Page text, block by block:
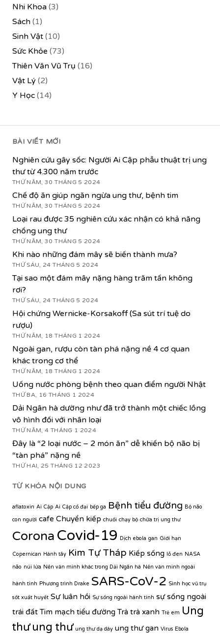
Nhi Khoa(3)
Sách(1)
Sinh Vật(10)
Sức Khỏe (73)
Thiên Văn Vũ Trụ (16)
Vật Lý (2)
Y Học(14)
BÀI VIẾT MỚI
Nghiên cứu gây sốc: Người Ai Cập phẫu thuật trị ung
thư từ 4.300 năm trước
THỨ NĂM, 30 THÁNG 5 2024
Chế độ ăn giúp ngăn ngừa ung thư, bệnh tim
THỨ NĂM, 30 THÁNG 5 2024
Loại rau được 35 nghiên cứu xác nhận có khả năng
chống ung thư
THỨ NĂM, 30 THÁNG 5 2024
Khi nào những đám mây sẽ biến thành mưa?
THỨ SÁU, 24 THÁNG 5 2024
Tại sao một đám mây nặng hàng trăm tấn không
rơi?
THỨ SÁU, 24 THÁNG 5 2024
Hội chứng Wernicke-Korsakoff (Sa sút trí tuệ do
rượu)
THỨ NĂM, 18 THÁNG 1 2024
Ngoài gan, rượu còn tàn phá nặng nề 4 cơ quan
khác trong cơ thể
THỨ NĂM, 18 THÁNG 1 2024
Uống nước phòng bệnh theo quan điểm người Nhật
THỨ BA, 16 THÁNG 1 2024
Dải Ngân hà dường như đã trở thành một chiếc lồng
vô hình đối với nhân loại
THỨ NĂM, 4 THÁNG 1 2024
Đây là “2 loại nước – 2 món ăn” dễ khiến bộ não bị
“tàn phá” nặng nề
THỨ HAI, 25 THÁNG 12 2023
TỪ KHÓA NỘI DUNG
aflatoxin Ai Cập Ai Cập cổ đại bếp ga Bệnh tiểu đường Bộ não
con người cafe Chuyển kiếp chuối chạy bộ chữa trị ung thư
Corona Covid-19 Dịch ebola gan Giới hạn
Copernican Hành tây Kim Tự Tháp Kiếp sống lỗ đen NASA
não núi lửa Nền văn minh khác trong Dải Ngân hà Nền văn minh ngoài
hành tinh Phương trình Drake SARS-CoV-2 Sinh học vũ trụ
sốt xuất huyết Sự luân hồi Sự sống ngoài hành tinh sự sống ngoài
trái đất Tim mạch tiểu đường Trà trà xanh Trẻ em Ung
thư ung thư ung thư dạ dày ung thư gan Virus Ebola